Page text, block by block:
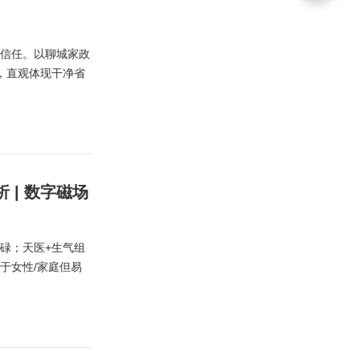
任。以聊城家政
直观体现干净省
| 数字磁场
；天医+生气组
女性/家庭但易